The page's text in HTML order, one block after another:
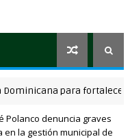
para fortalecer el
Polanco denuncia graves
la gestión municipal de